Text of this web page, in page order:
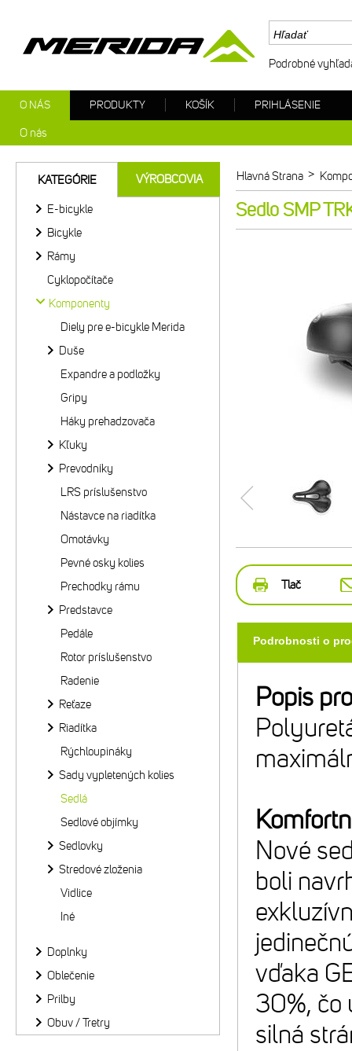
Hlavná Strana >
Sedlo SMP
Tlač
Podrobnosti o
Popis
Nové
boli
vďaka
30%, čo
silná
KATEGÓRIE VÝROBCOVIA
E-bicykle
Bicykle
Rámy
Cyklopočítače
Komponenty
Diely pre e-bicykle Merida
Duše
Expandre a podložky
Gripy
Háky prehadzovača
Kľuky
Prevodníky
LRS príslušenstvo
Nástavce na riadítka
Omotávky
Pevné osky kolies
Prechodky rámu
Predstavce
Pedále
Rotor príslušenstvo
Radenie
Reťaze
Riadítka
Rýchloupináky
Sady vypletených kolies
Sedlá
Sedlové objímky
Sedlovky
Stredové zloženia
Vidlice
Iné
Doplnky
Oblečenie
Prilby
Obuv / Tretry
Podrobné
O NÁS
O nás
PRODUKTY KOŠÍK PRIHLÁSENIE